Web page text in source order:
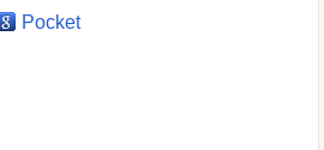
Pocket